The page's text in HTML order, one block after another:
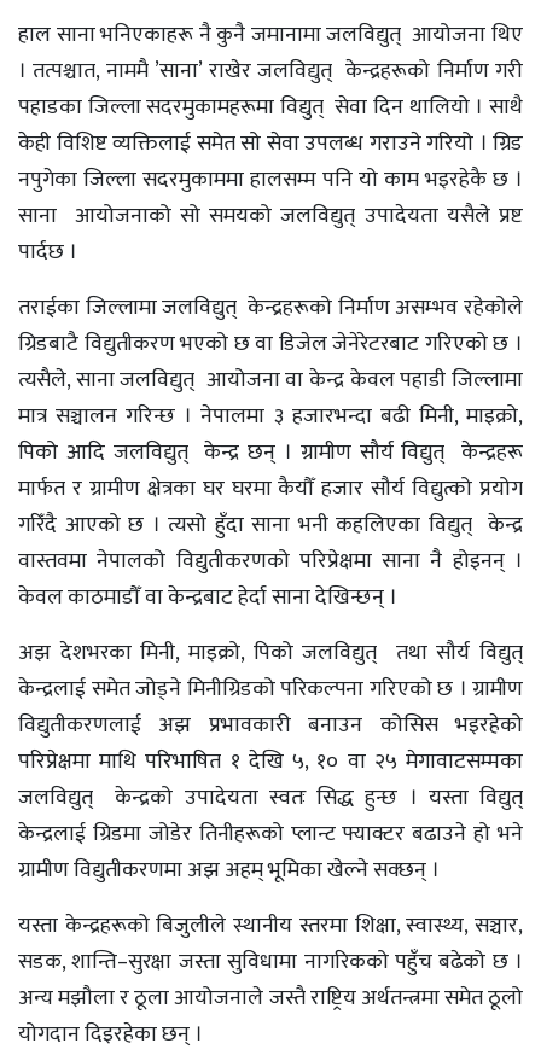
हाल साना भनिएकाहरू नै कुनै जमानामा जलविद्युत् आयोजना थिए
। तत्पश्चात, नाममै ’साना’ राखेर जलविद्युत् केन्द्रहरूको निर्माण गरी
पहाडका जिल्ला सदरमुकामहरूमा विद्युत् सेवा दिन थालियो । साथै
केही विशिष्ट व्यक्तिलाई समेत सो सेवा उपलब्ध गराउने गरियो । ग्रिड
नपुगेका जिल्ला सदरमुकाममा हालसम्म पनि यो काम भइरहेकै छ ।
साना आयोजनाको सो समयको जलविद्युत् उपादेयता यसैले प्रष्ट
पार्दछ ।
तराईका जिल्लामा जलविद्युत् केन्द्रहरूको निर्माण असम्भव रहेकोले
ग्रिडबाटै विद्युतीकरण भएको छ वा डिजेल जेनेरेटरबाट गरिएको छ ।
त्यसैले, साना जलविद्युत् आयोजना वा केन्द्र केवल पहाडी जिल्लामा
मात्र सञ्चालन गरिन्छ । नेपालमा ३ हजारभन्दा बढी मिनी, माइक्रो,
पिको आदि जलविद्युत् केन्द्र छन् । ग्रामीण सौर्य विद्युत् केन्द्रहरू
मार्फत र ग्रामीण क्षेत्रका घर घरमा कैयौँ हजार सौर्य विद्युत्को प्रयोग
गरिँदै आएको छ । त्यसो हुँदा साना भनी कहलिएका विद्युत् केन्द्र
वास्तवमा नेपालको विद्युतीकरणको परिप्रेक्षमा साना नै होइनन् ।
केवल काठमाडौँ वा केन्द्रबाट हेर्दा साना देखिन्छन् ।
अझ देशभरका मिनी, माइक्रो, पिको जलविद्युत् तथा सौर्य विद्युत्
केन्द्रलाई समेत जोड्ने मिनीग्रिडको परिकल्पना गरिएको छ । ग्रामीण
विद्युतीकरणलाई अझ प्रभावकारी बनाउन कोसिस भइरहेको
परिप्रेक्षमा माथि परिभाषित १ देखि ५, १० वा २५ मेगावाटसम्मका
जलविद्युत् केन्द्रको उपादेयता स्वतः सिद्ध हुन्छ । यस्ता विद्युत्
केन्द्रलाई ग्रिडमा जोडेर तिनीहरूको प्लान्ट फ्याक्टर बढाउने हो भने
ग्रामीण विद्युतीकरणमा अझ अहम् भूमिका खेल्ने सक्छन् ।
यस्ता केन्द्रहरूको बिजुलीले स्थानीय स्तरमा शिक्षा, स्वास्थ्य, सञ्चार,
सडक, शान्ति–सुरक्षा जस्ता सुविधामा नागरिकको पहुँच बढेको छ ।
अन्य मझौला र ठूला आयोजनाले जस्तै राष्ट्रिय अर्थतन्त्रमा समेत ठूलो
योगदान दिइरहेका छन् ।